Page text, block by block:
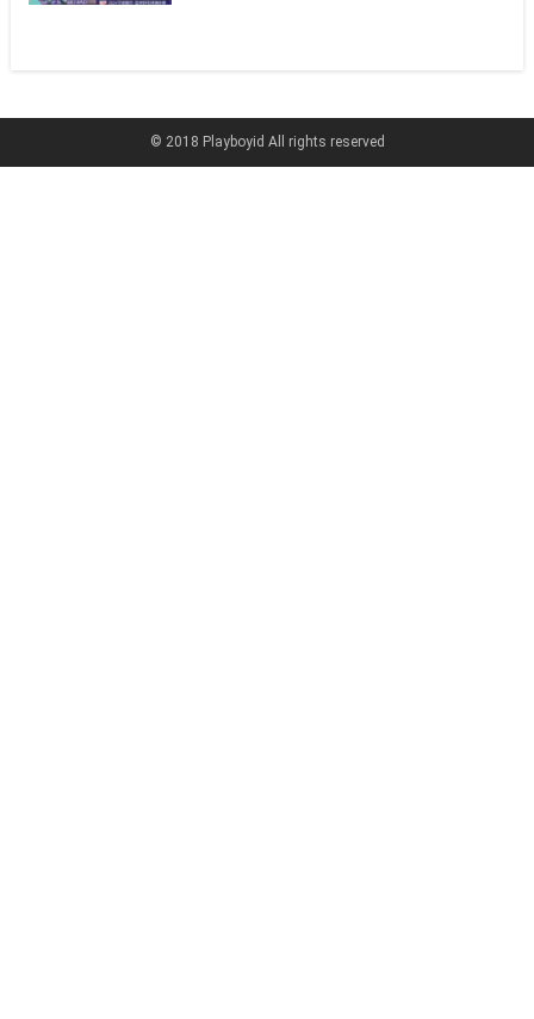
© 2018 Playboyid All rights reserved